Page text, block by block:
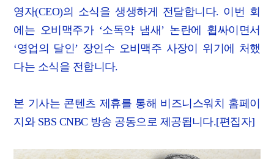
영자(CEO)의 소식을 생생하게 전달합니다. 이번 회
에는 오비맥주가 ‘소독약 냄새’ 논란에 휩싸이면서
‘영업의 달인’ 장인수 오비맥주 사장이 위기에 처했
다는 소식을 전합니다.
본 기사는 콘텐츠 제휴를 통해 비즈니스워치 홈페이
지와 SBS CNBC 방송 공동으로 제공됩니다.[편집자]